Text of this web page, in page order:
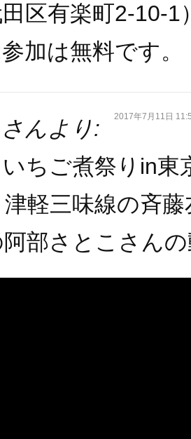
区有楽町2-10-1
加は無料です。
さんより: 2017年7月11日
いちご煮祭りin
軽三味線の斉
阿部さとこさん